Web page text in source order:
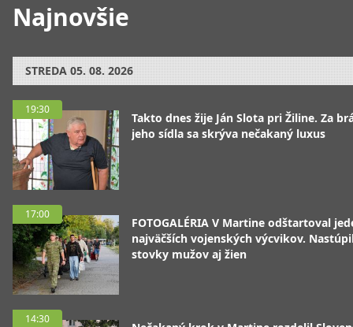
Najnovšie
STREDA 05. 08. 2026
19:30
Takto dnes žije Ján Slota pri Žiline. Za
jeho sídla sa skrýva nečakaný luxus
17:00
FOTOGALÉRIA V Martine odštartoval
najväčších vojenských výcvikov.
stovky mužov aj žien
14:30